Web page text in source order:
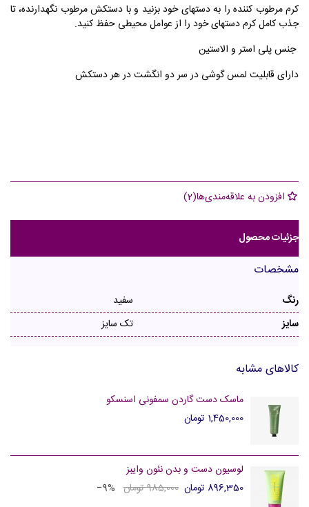
کرم مرطوب کننده را به دستهای خود بزنید و با دستکش مرطوب نگهدارنده، تا
جذب کامل کرم دستهای خود را از عوامل محیطی حفظ کنید.
جنس پلی استر و الاستین
دارای قابلیت لمس گوشی در سر دو انگشت در هر دستکش
افزودن به علاقه‌مندی‌ها(
2
)
جزئیات محصول
مشخصات
رنگ
سفید
سایز
تک سایز
کالاهای مشابه
ماسک دست گاردن سمفونی اسنسکو
1,450,000 تومان
لوسیون دست و بدن نئون وایبز
896,350 تومان
985,000 تومان ‎−9%